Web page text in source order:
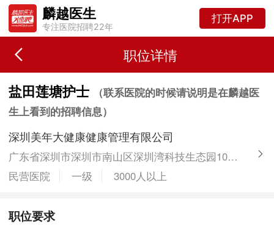
麟越医生
专注医院招聘22年
打开APP
职位详情
盐田莲塘护士
（联系医院的时候请说明是在麟越医
生上看到的招聘信息）
深圳美年大健康健康管理有限公司
广东省深圳市深圳市南山区深圳湾科技生态园10栋B座6楼
民营医院
一级 3000人以上
职位要求